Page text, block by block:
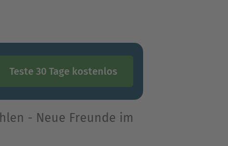
Teste 30 Tage kostenlos
- Neue Freunde im